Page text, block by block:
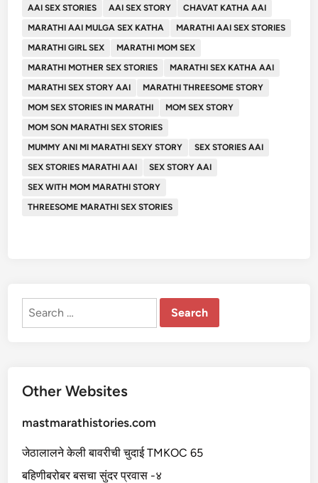
AAI SEX STORIES
AAI SEX STORY
CHAVAT KATHA AAI
MARATHI AAI MULGA SEX KATHA
MARATHI AAI SEX STORIES
MARATHI GIRL SEX
MARATHI MOM SEX
MARATHI MOTHER SEX STORIES
MARATHI SEX KATHA AAI
MARATHI SEX STORY AAI
MARATHI THREESOME STORY
MOM SEX STORIES IN MARATHI
MOM SEX STORY
MOM SON MARATHI SEX STORIES
MUMMY ANI MI MARATHI SEXY STORY
SEX STORIES AAI
SEX STORIES MARATHI AAI
SEX STORY AAI
SEX WITH MOM MARATHI STORY
THREESOME MARATHI SEX STORIES
Search
Other Websites
mastmarathistories.com
जेठालालने केली बावरीची चुदाई TMKOC 65
बहिणीबरोबर बसचा सुंदर प्रवास -४